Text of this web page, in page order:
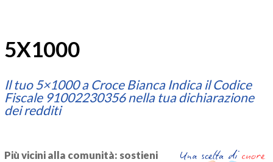
5X1000
Il tuo 5×1000 a Croce Bianca Indica il Codice
Fiscale 91002230356 nella tua dichiarazione
dei redditi
Più vicini alla comunità: sostieni